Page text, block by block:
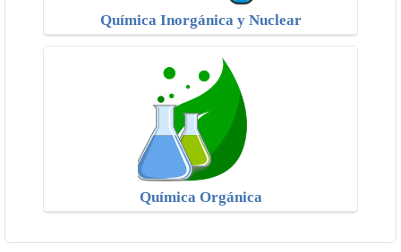
Química Inorgánica y Nuclear
Química Orgánica